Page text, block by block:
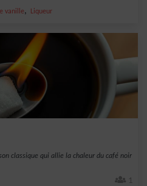
vanille, Liqueur
classique qui allie la chaleur du café noir
1